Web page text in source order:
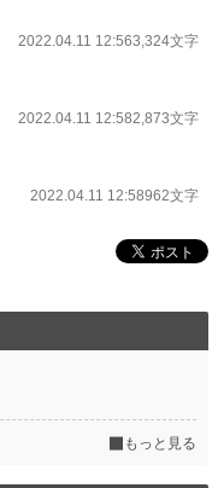
2022.04.11 12:563,324文字
2022.04.11 12:582,873文字
2022.04.11 12:58962文字
もっと見る